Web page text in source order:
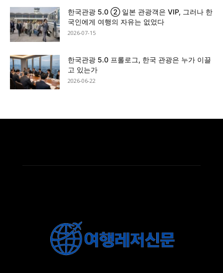
한국관광 5.0 ② 일본 관광객은 VIP, 그러나 한
국인에게 여행의 자유는 없었다
2026-07-15
한국관광 5.0 프롤로그, 한국 관광은 누가 이끌
고 있는가
2026-06-22